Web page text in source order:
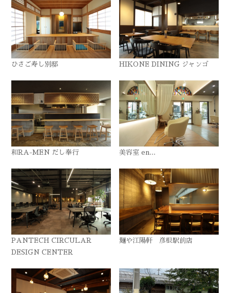
ひさご寿し別邸 HIKONE DINING ジャンゴ
和RA-MEN だし奉行 美容室 en...
PANTECH CIRCULAR
DESIGN CENTER
麺や江陽軒 彦根駅前店